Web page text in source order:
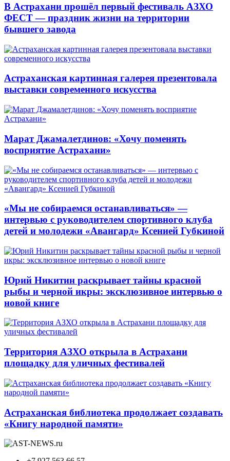
В Астрахани прошёл первый фестиваль АЗХО
ФЕСТ — праздник жизни на территории
бывшего завода
Астраханская картинная галерея презентовала
выставки современного искусства
Марат Джамалетдинов: «Хочу поменять
восприятие Астрахани»
«Мы не собираемся останавливаться» —
интервью с руководителем спортивного клуба
детей и молодежи «Авангард» Ксенией Губкиной
Юрий Никитин раскрывает тайны красной
рыбы и черной икры: эксклюзивное интервью о
новой книге
Территория АЗХО открыла в Астрахани
площадку для уличных фестивалей
Астраханская библиотека продолжает создавать
«Книгу народной памяти»